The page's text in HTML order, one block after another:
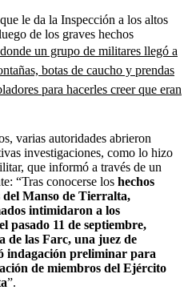
le da la Inspección a los altos
de los graves hechos
un grupo de militares llegó a
botas de caucho y prendas
para hacerles creer que eran
varias autoridades abrieron
investigaciones, como lo hizo
que informó a través de un
“Tras conocerse los hechos
del Manso de Tierralta,
intimidaron a los
pasado 11 de septiembre,
de las Farc, una juez de
indagación preliminar para
de miembros del Ejército
”.